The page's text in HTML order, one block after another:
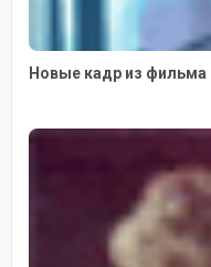
Новые кадр из